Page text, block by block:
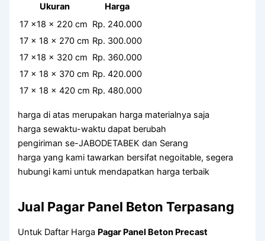
Ukuran
Harga
17 x18 x 220 cm Rp. 240.000
17 x 18 x 270 cm Rp. 300.000
17 x18 x 320 cm Rp. 360.000
17 x 18 x 370 cm Rp. 420.000
17 x 18 x 420 cm Rp. 480.000
harga di atas merupakan harga materialnya saja
harga sewaktu-waktu dapat berubah
pengiriman se-JABODETABEK dan Serang
harga yang kami tawarkan bersifat negoitable, segera
hubungi kami untuk mendapatkan harga terbaik
Jual Pagar Panel Beton Terpasang
Untuk Daftar Harga Pagar Panel Beton Precast